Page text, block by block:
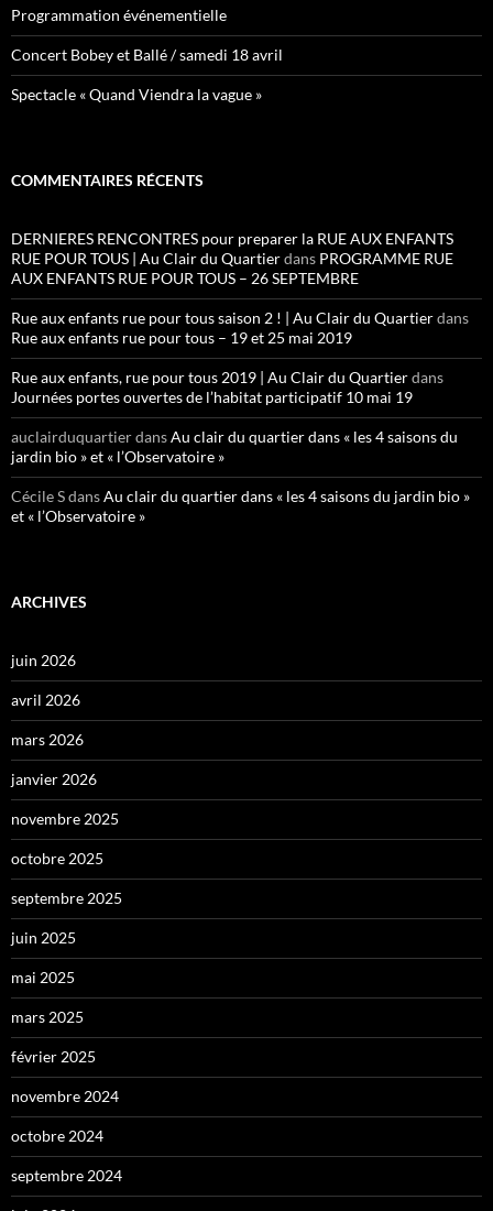
Programmation événementielle
Concert Bobey et Ballé / samedi 18 avril
Spectacle « Quand Viendra la vague »
COMMENTAIRES RÉCENTS
DERNIERES RENCONTRES pour preparer la RUE AUX ENFANTS
RUE POUR TOUS | Au Clair du Quartierdans PROGRAMME RUE
AUX ENFANTS RUE POUR TOUS – 26 SEPTEMBRE
Rue aux enfants rue pour tous saison 2 ! | Au Clair du Quartierdans
Rue aux enfants rue pour tous – 19 et 25 mai 2019
Rue aux enfants, rue pour tous 2019 | Au Clair du Quartierdans
Journées portes ouvertes de l’habitat participatif 10 mai 19
auclairduquartierdansAu clair du quartier dans « les 4 saisons du
jardin bio » et « l’Observatoire »
Cécile SdansAu clair du quartier dans « les 4 saisons du jardin bio »
et « l’Observatoire »
ARCHIVES
juin 2026
avril 2026
mars 2026
janvier 2026
novembre 2025
octobre 2025
septembre 2025
juin 2025
mai 2025
mars 2025
février 2025
novembre 2024
octobre 2024
septembre 2024